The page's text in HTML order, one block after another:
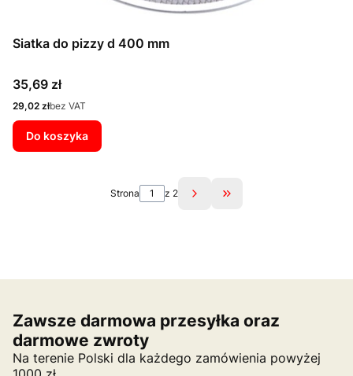
Siatka do pizzy d 400 mm
Cena
35,69 zł
Cena
29,02 złbez VAT
Do koszyka
Strona z 2 Przejdź do ostatniej
Zawsze darmowa przesyłka oraz
darmowe zwroty
Na terenie Polski dla każdego zamówienia powyżej